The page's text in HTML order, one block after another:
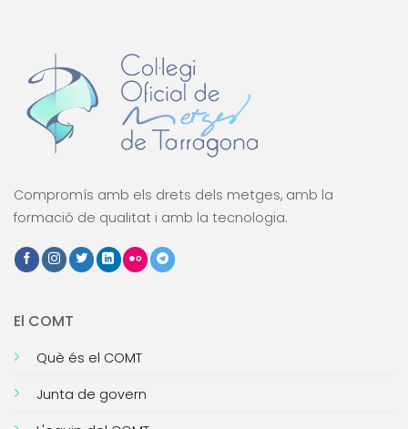
Compromís amb els drets dels metges, amb la
formació de qualitat i amb la tecnologia.
El COMT
Què és el COMT
Junta de govern